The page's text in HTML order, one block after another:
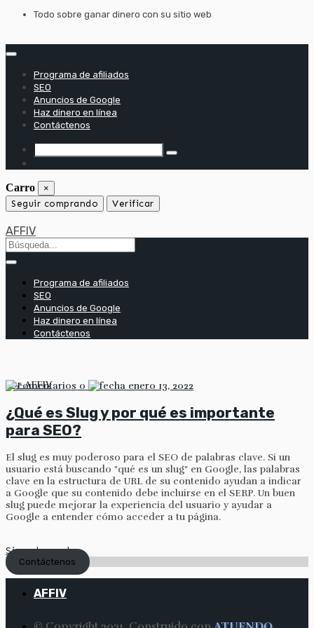
saltar
Todo sobre ganar dinero con su sitio web
Programa de afiliados
SEO
Anuncios de Google
Haz dinero en línea
Contáctenos
Carro ×
Seguir comprando Verificar
AFFIV
Programa de afiliados
SEO
Anuncios de Google
Haz dinero en línea
Contáctenos
por AFFIV 0 enero 13, 2022
¿Qué es Slug y por qué es importante
para SEO?
El slug es muy poderoso para el SEO de palabras clave. Si un
usuario está buscando "qué es un slug" en Google, las palabras
clave en la estructura de URL de su contenido ayudan a indicar
a Google que su contenido debe incluirse en el SERP. Un buen
slug puede mejorar la experiencia del usuario y ayudar a
Google a entender cómo acceder a tu página.
Sigue leyendo
Contáctenos
AFFIV